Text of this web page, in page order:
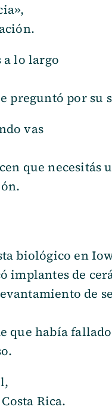
a lo largo
preguntó por su
vas
que necesitás
biológico en
implantes de
de
que había
Rica.